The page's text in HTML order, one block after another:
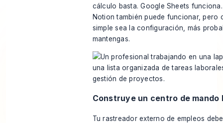
cálculo basta. Google Sheets
Notion también puede funcionar, pero
simple sea la configuración, más
mantengas.
Construye un centro de mando
Tu rastreador externo de empleos